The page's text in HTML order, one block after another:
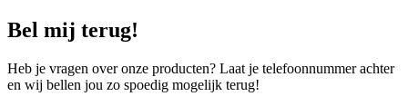
Bel mij terug!
Heb je vragen over onze producten? Laat je telefoonnummer achter
en wij bellen jou zo spoedig mogelijk terug!